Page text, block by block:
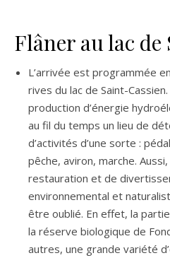
Flâner au lac
L’arrivée est programmée
rives du lac de Saint-
production d’énergie
au fil du temps un lieu de
d’activités d’une sorte :
pêche, aviron, marche.
restauration et de
environnemental et
être oublié. En effet, la
la réserve biologique de
autres, une grande variété